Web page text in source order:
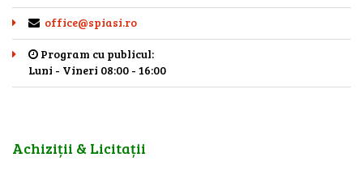
office@spiasi.ro
Program cu publicul:
Luni - Vineri 08:00 - 16:00
Achiziții & Licitații